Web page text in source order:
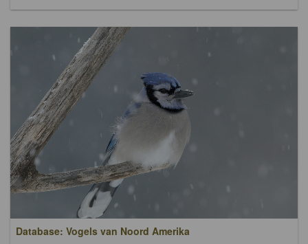
Database: Vogels van Noord Amerika